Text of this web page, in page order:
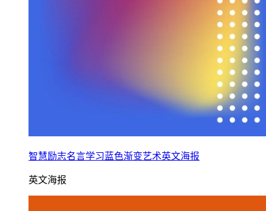
智慧励志名言学习蓝色渐变艺术英文海报
英文海报